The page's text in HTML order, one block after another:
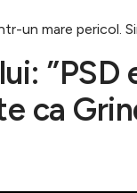
un mare pericol.
ca